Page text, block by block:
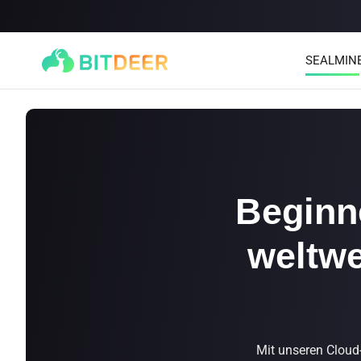
SEALMINER A3 Pro
Mit unseren